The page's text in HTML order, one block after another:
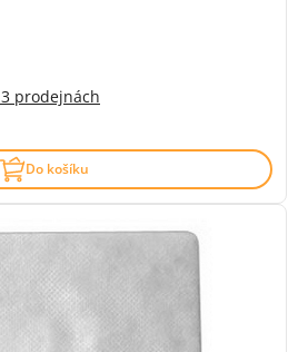
3 prodejnách
Do košíku